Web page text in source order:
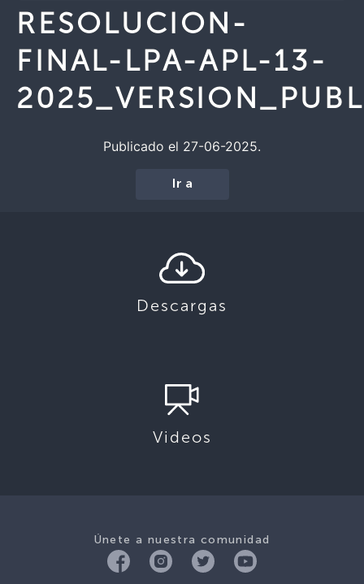
RESOLUCION-
FINAL-LPA-APL-13-
Publicado el 27-06-2025.
Ir a
Descargas
Videos
Únete a nuestra comunidad